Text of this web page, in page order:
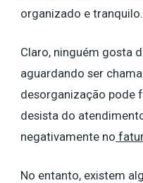
organizado e tranquilo.
Claro, ninguém gosta
aguardando ser
desorganização pode
desista do
negativamente no
No entanto, existem